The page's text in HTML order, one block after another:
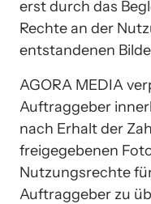
erst durch das
Rechte an der
entstandenen
AGORA MEDIA
Auftraggeber
nach Erhalt der
freigegebenen
Nutzungsrechte
Auftraggeber zu